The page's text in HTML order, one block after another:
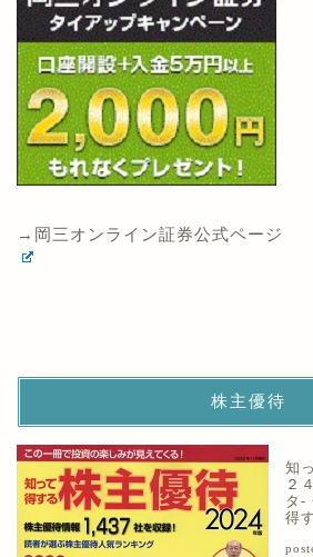
→岡三オンライン証券公式ページ
株主優待
知
２
タ-
得